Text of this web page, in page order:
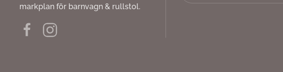
markplan för barnvagn & rullstol.